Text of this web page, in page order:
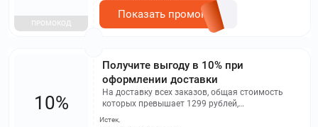
ПРОМОКОД
Показать промокод
Получите выгоду в 10% при
оформлении доставки
На доставку всех заказов, общая стоимость
которых превышает 1299 рублей,
предоставляется скидка в размере 10%.
10%
Истек,